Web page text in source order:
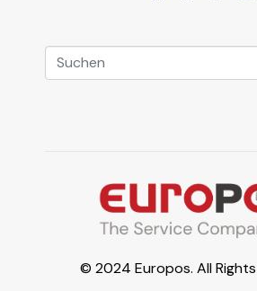
© 2024 Europos. All Rights